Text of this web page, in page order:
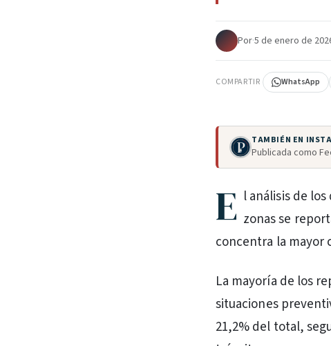
Por·5 de enero de
COMPARTIR WhatsApp
TAMBIÉN EN
Publicada como
E l análisis de
zonas se
concentra la mayor
La mayoría de los
situaciones
21,2% del total,